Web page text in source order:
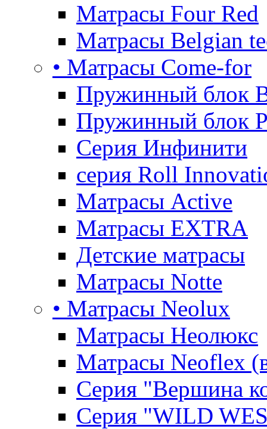
Матрасы Four Red
Матрасы Belgian
• Матрасы Come-for
Пружинный блок
Пружинный блок
Серия Инфинити
серия Roll
Матрасы Active
Матрасы EXTRA
Детские матрасы
Матрасы Notte
• Матрасы Neolux
Матрасы Неолюкс
Матрасы Neoflex
Серия "Вершина
Серия "WILD